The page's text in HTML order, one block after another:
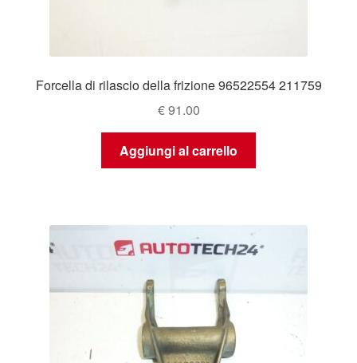
Forcella di rilascio della frizione 96522554 211759
€91.00
Aggiungi al carrello